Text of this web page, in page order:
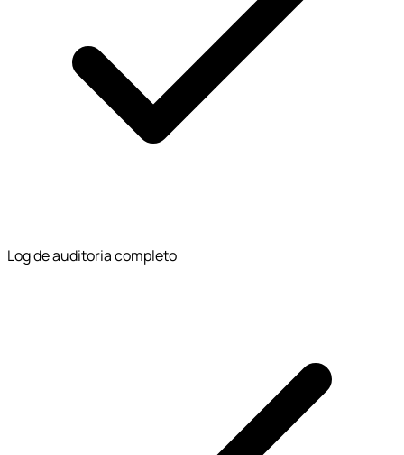
Log de auditoria completo